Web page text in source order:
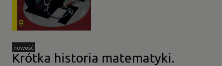
Krótka historia matematyki.
nowość